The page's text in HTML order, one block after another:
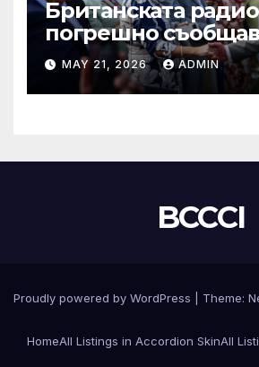
Британската
погрешно
смъртта на крал
MAY 21, 2026 ADMIN
BCCCI
Proudly powered by WordPress Theme:
HomeAll Listings in Accordion SkinAll